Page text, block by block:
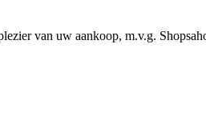
van uw aankoop, m.v.g.